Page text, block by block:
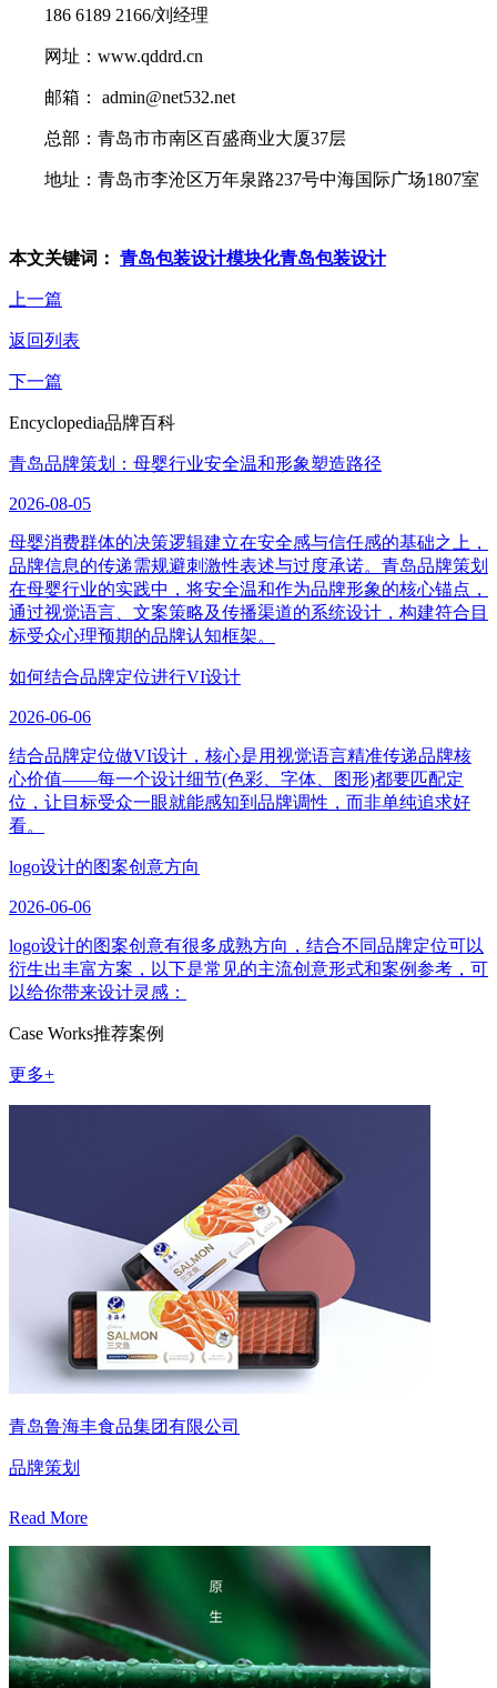
186 6189 2166/刘经理
网址：www.qddrd.cn
邮箱： admin@net532.net
总部：青岛市市南区百盛商业大厦37层
地址：青岛市李沧区万年泉路237号中海国际广场1807室
本文关键词： 青岛包装设计模块化青岛包装设计
上一篇
返回列表
下一篇
Encyclopedia品牌百科
青岛品牌策划：母婴行业安全温和形象塑造路径
2026-08-05
母婴消费群体的决策逻辑建立在安全感与信任感的基础之上，
品牌信息的传递需规避刺激性表述与过度承诺。青岛品牌策划
在母婴行业的实践中，将安全温和作为品牌形象的核心锚点，
通过视觉语言、文案策略及传播渠道的系统设计，构建符合目
标受众心理预期的品牌认知框架。
如何结合品牌定位进行VI设计
2026-06-06
结合品牌定位做VI设计，核心是用视觉语言精准传递品牌核
心价值——每一个设计细节(色彩、字体、图形)都要匹配定
位，让目标受众一眼就能感知到品牌调性，而非单纯追求好
看。
logo设计的图案创意方向
2026-06-06
logo设计的图案创意有很多成熟方向，结合不同品牌定位可以
衍生出丰富方案，以下是常见的主流创意形式和案例参考，可
以给你带来设计灵感：
Case Works推荐案例
更多+
青岛鲁海丰食品集团有限公司
品牌策划
Read More